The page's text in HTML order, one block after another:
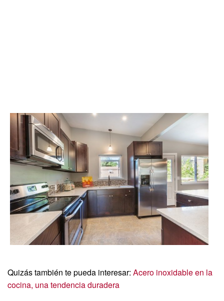
Quizás también te pueda interesar: Acero inoxidable en la
cocina, una tendencia duradera